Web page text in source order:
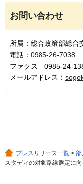
お問い合わせ
所属：総合政策部総
電話： 0985-26-7038
ファクス：0985-24-
メールアドレス：
プレスリリース一覧 > 部
スタディの対象路線選定に